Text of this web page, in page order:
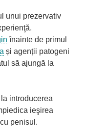
unui prezervativ
înainte de primul
și agenții patogeni
să ajungă la
introducerea
ieşirea
penisul.